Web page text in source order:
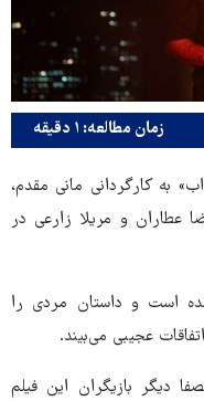
زمان مطالعه: ۱ دقیقه
به کارگردانی مانی مقدم،
عطاران و مریلا زارعی در
است و داستان مردی را
عجیبی می‌بیند.
دیگر بازیگران این فیلم